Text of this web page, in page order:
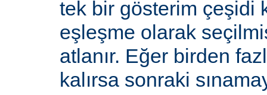
tek bir gösterim çeşidi
eşleşme olarak
atlanır. Eğer birden
kalırsa sonraki